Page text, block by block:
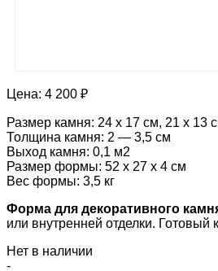
Цена: 4 200 ₽
Размер камня: 24 х 17 см, 21 х 13
Толщина камня: 2 — 3,5 см
Выход камня: 0,1 м2
Размер формы: 52 х 27 х 4 см
Вес формы: 3,5 кг
Форма для декоративного
или внутренней отделки.
Нет в наличии
-